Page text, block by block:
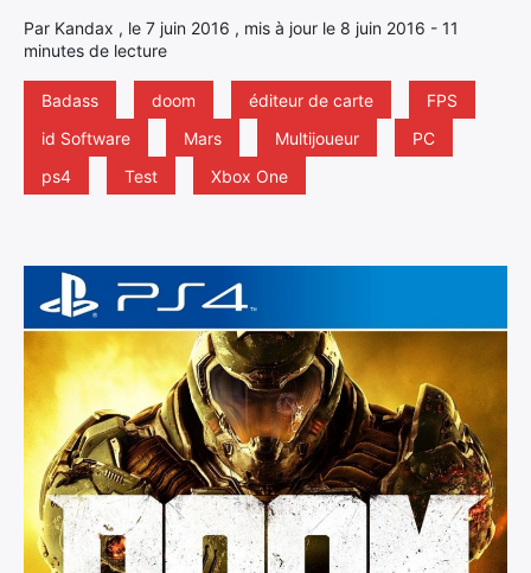
Par Kandax , le 7 juin 2016 , mis à jour le 8 juin 2016 - 11
minutes de lecture
Badass doom éditeur de carte
FPS
id Software
Mars Multijoueur
PC
ps4
Test Xbox One